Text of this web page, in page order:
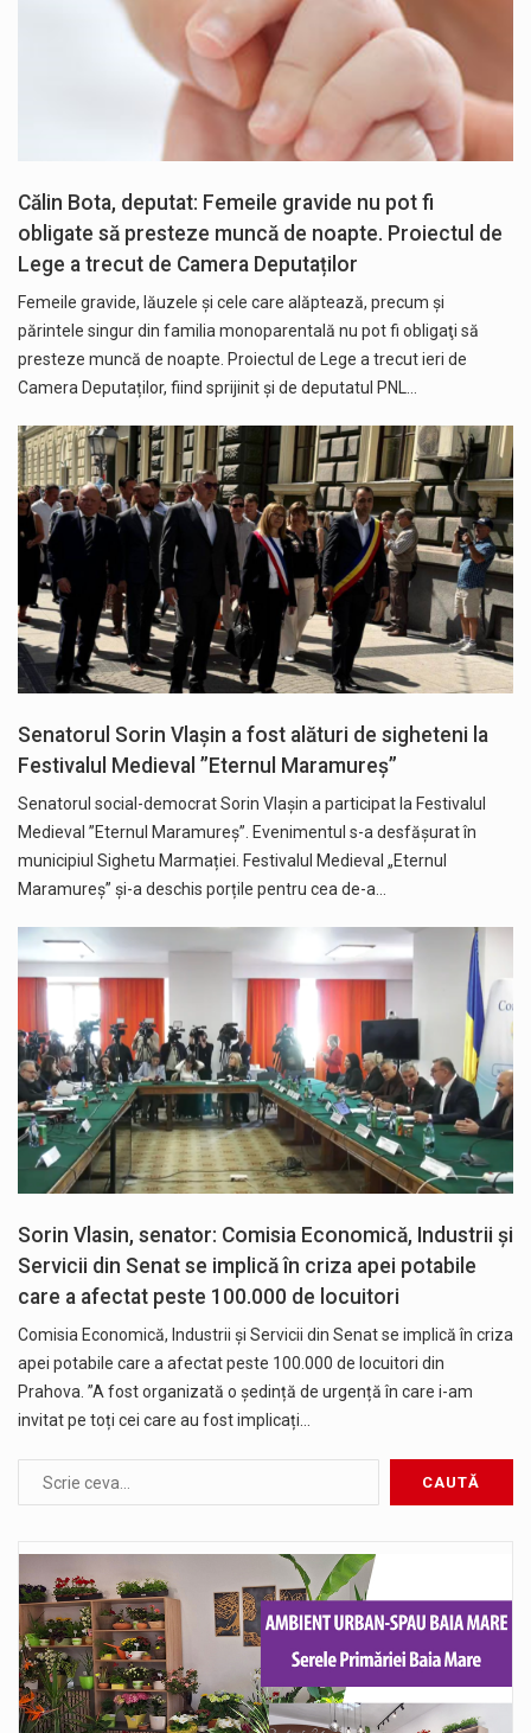
Călin Bota, deputat: Femeile gravide nu pot fi
obligate să presteze muncă de noapte. Proiectul de
Lege a trecut de Camera Deputaților
Femeile gravide, lăuzele şi cele care alăptează, precum şi
părintele singur din familia monoparentală nu pot fi obligaţi să
presteze muncă de noapte. Proiectul de Lege a trecut ieri de
Camera Deputaților, fiind sprijinit și de deputatul PNL…
Senatorul Sorin Vlașin a fost alături de sigheteni la
Festivalul Medieval ”Eternul Maramureș”
Senatorul social-democrat Sorin Vlașin a participat la Festivalul
Medieval ”Eternul Maramureș”. Evenimentul s-a desfășurat în
municipiul Sighetu Marmației. Festivalul Medieval „Eternul
Maramureș” și-a deschis porțile pentru cea de-a…
Sorin Vlasin, senator: Comisia Economică, Industrii și
Servicii din Senat se implică în criza apei potabile
care a afectat peste 100.000 de locuitori
Comisia Economică, Industrii și Servicii din Senat se implică în criza
apei potabile care a afectat peste 100.000 de locuitori din
Prahova. ”A fost organizată o ședință de urgență în care i-am
invitat pe toți cei care au fost implicați…